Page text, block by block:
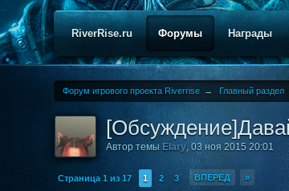
RiverRise.ru Форумы Награды
Форум игрового проекта Riverrise → Главный раздел
Автор темы Elary,03 ноя 2015 20:01
Страница 1 из 17 1 2 3 ВПЕРЕД »